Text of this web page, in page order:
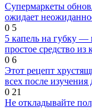
Супермаркеты
ожидает
0 5
5 капель на губку —
простое средство из
0 6
Этот рецепт
всех после изучения
0 21
Не откладывайте